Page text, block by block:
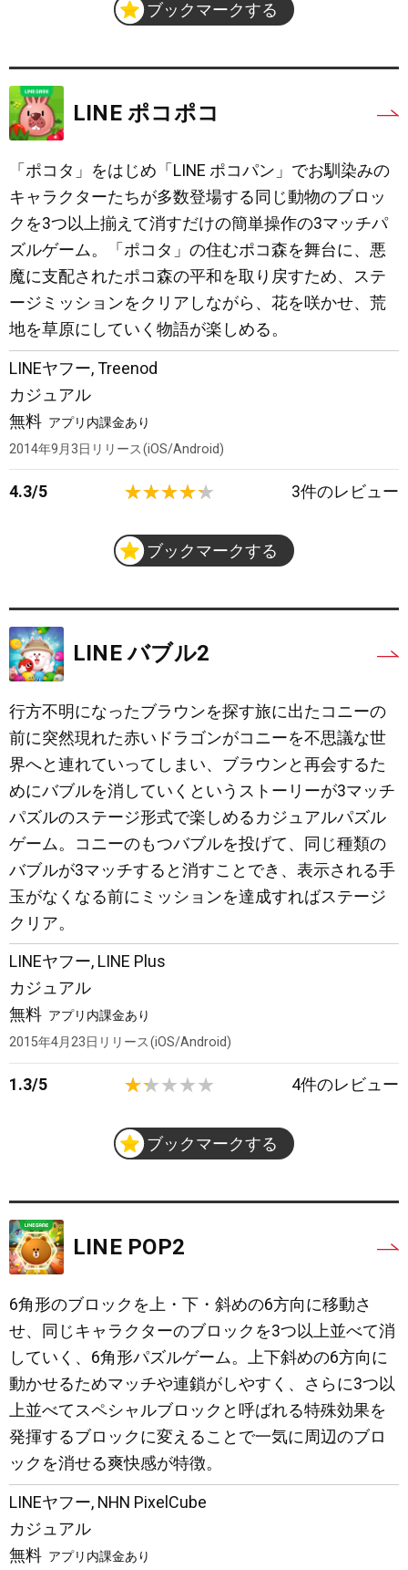
ブックマークする
LINE ポコポコ
「ポコタ」をはじめ「LINE ポコパン」でお馴染みの
キャラクターたちが多数登場する同じ動物のブロッ
クを3つ以上揃えて消すだけの簡単操作の3マッチパ
ズルゲーム。「ポコタ」の住むポコ森を舞台に、悪
魔に支配されたポコ森の平和を取り戻すため、ステ
ージミッションをクリアしながら、花を咲かせ、荒
地を草原にしていく物語が楽しめる。
LINEヤフー, Treenod
カジュアル
無料 アプリ内課金あり
2014年9月3日 リリース iOS/Android
4.3/5 3件のレビュー
ブックマークする
LINE バブル2
行方不明になったブラウンを探す旅に出たコニーの
前に突然現れた赤いドラゴンがコニーを不思議な世
界へと連れていってしまい、ブラウンと再会するた
めにバブルを消していくというストーリーが3マッチ
パズルのステージ形式で楽しめるカジュアルパズル
ゲーム。コニーのもつバブルを投げて、同じ種類の
バブルが3マッチすると消すことでき、表示される手
玉がなくなる前にミッションを達成すればステージ
クリア。
LINEヤフー, LINE Plus
カジュアル
無料 アプリ内課金あり
2015年4月23日 リリース iOS/Android
1.3/5 4件のレビュー
ブックマークする
LINE POP2
6角形のブロックを上・下・斜めの6方向に移動さ
せ、同じキャラクターのブロックを3つ以上並べて消
していく、6角形パズルゲーム。上下斜めの6方向に
動かせるためマッチや連鎖がしやすく、さらに3つ以
上並べてスペシャルブロックと呼ばれる特殊効果を
発揮するブロックに変えることで一気に周辺のブロ
ックを消せる爽快感が特徴。
LINEヤフー, NHN PixelCube
カジュアル
無料 アプリ内課金あり